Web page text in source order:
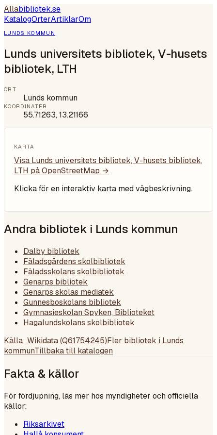
Allabibliotek.se
KatalogOrterArtiklarOm
LUNDS KOMMUN
Lunds universitets bibliotek, V-husets
bibliotek, LTH
ORT
Lunds kommun
KOORDINATER
55.71263,13.21166
KARTA
Visa Lunds universitets bibliotek, V-husets bibliotek,
LTH på OpenStreetMap →
Klicka för en interaktiv karta med vägbeskrivning.
Andra bibliotek i Lunds kommun
Dalby bibliotek
Fäladsgårdens skolbibliotek
Fäladsskolans skolbibliotek
Genarps bibliotek
Genarps skolas mediatek
Gunnesboskolans bibliotek
Gymnasieskolan Spyken, Biblioteket
Hagalundskolans skolbibliotek
Källa: Wikidata (Q61754245)Fler bibliotek i Lunds
kommunTillbaka till katalogen
Fakta & källor
För fördjupning, läs mer hos myndigheter och officiella
källor:
Riksarkivet